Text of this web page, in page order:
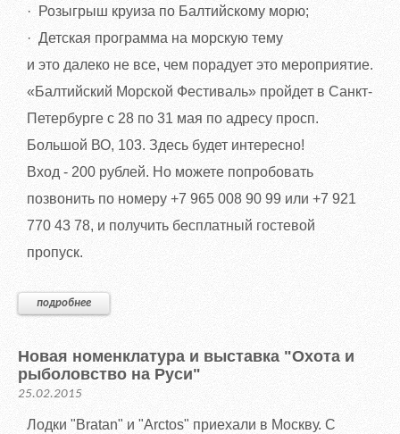
·
Розыгрыш круиза по Балтийскому морю;
· Детская программа на морскую тему
и это далеко не все, чем порадует это мероприятие.
«Балтийский Морской Фестиваль» пройдет в Санкт-
Петербурге с 28 по 31 мая по адресу просп.
Большой ВО, 103. Здесь будет интересно!
Вход - 200 рублей. Но можете попробовать
позвонить по номеру +7 965 008 90 99 или +7 921
770 43 78, и получить бесплатный гостевой
пропуск.
подробнее
Новая номенклатура и выставка "Охота и
рыболовство на Руси"
25.02.2015
Лодки "Bratan" и "Arctos" приехали в Москву. С